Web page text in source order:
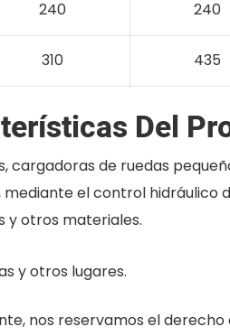
240 240
310 435
Del
cargadoras de ruedas
el control hidráulico
y otros materiales.
y otros lugares.
nos reservamos el